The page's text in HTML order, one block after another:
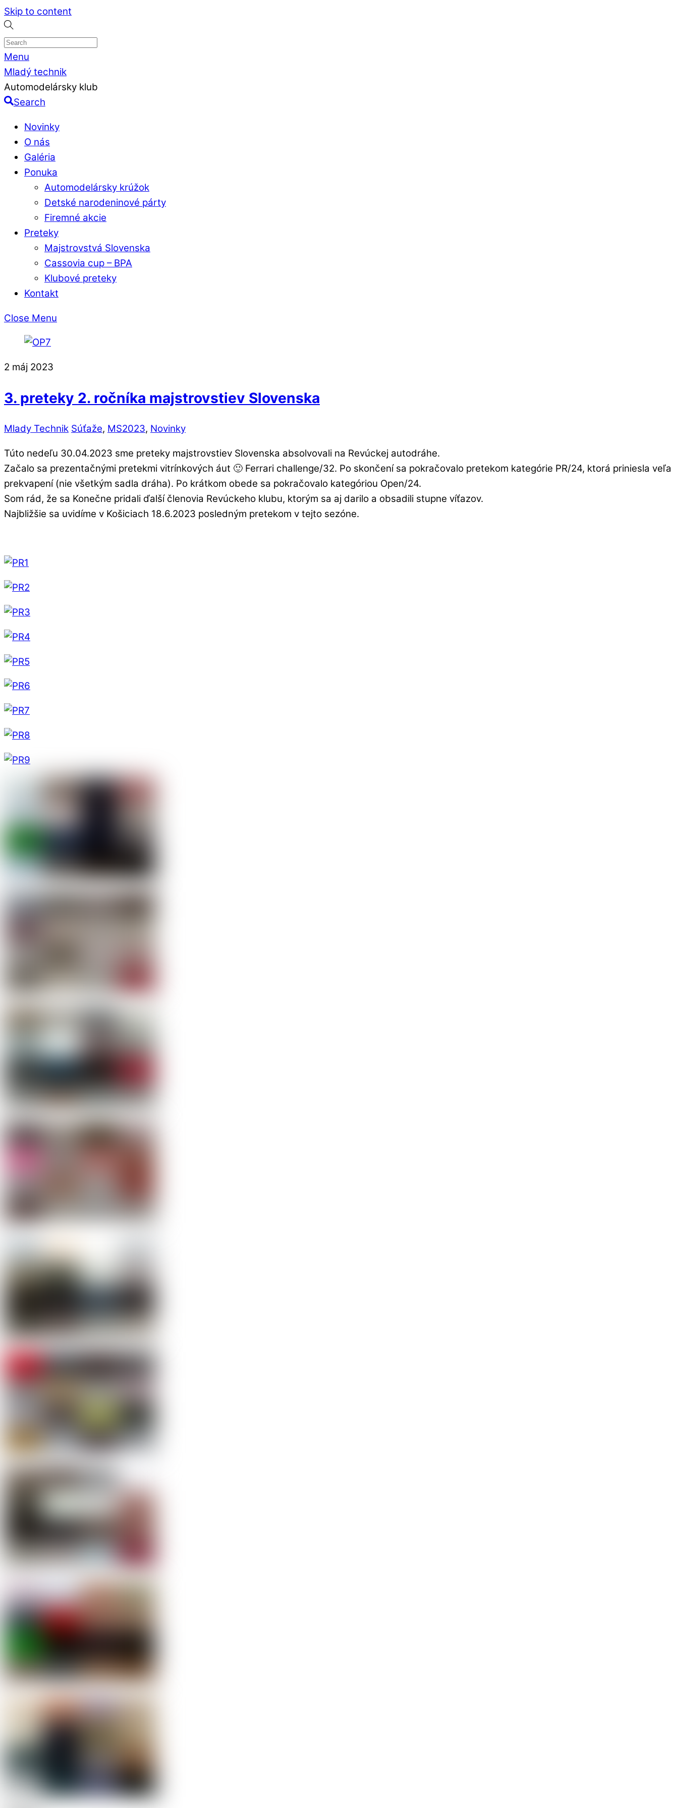
Skip to content
Menu
Mladý technik
Automodelársky klub
Search
Novinky
O nás
Galéria
Ponuka
Automodelársky krúžok
Detské narodeninové párty
Firemné akcie
Preteky
Majstrovstvá Slovenska
Cassovia cup – BPA
Klubové preteky
Kontakt
Close Menu
2 máj 2023
3. preteky 2. ročníka majstrovstiev Slovenska
Mlady Technik Súťaže, MS2023, Novinky
Túto nedeľu 30.04.2023 sme preteky majstrovstiev Slovenska absolvovali na Revúckej autodráhe.
Začalo sa prezentačnými pretekmi vitrínkových áut 🙂 Ferrari challenge/32. Po skončení sa pokračovalo pretekom kategórie PR/24, ktorá priniesla veľa
prekvapení (nie všetkým sadla dráha). Po krátkom obede sa pokračovalo kategóriou Open/24.
Som rád, že sa Konečne pridali ďalší členovia Revúckeho klubu, ktorým sa aj darilo a obsadili stupne víťazov.
Najbližšie sa uvidíme v Košiciach 18.6.2023 posledným pretekom v tejto sezóne.